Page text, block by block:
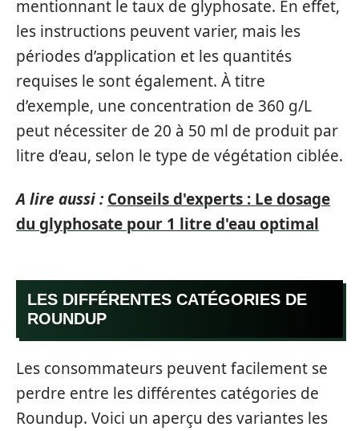
mentionnant le taux de glyphosate. En effet,
les instructions peuvent varier, mais les
périodes d’application et les quantités
requises le sont également. À titre
d’exemple, une concentration de 360 g/L
peut nécessiter de 20 à 50 ml de produit par
litre d’eau, selon le type de végétation ciblée.
A lire aussi : Conseils d'experts : Le dosage
du glyphosate pour 1 litre d'eau optimal
LES DIFFÉRENTES CATÉGORIES DE
ROUNDUP
Les consommateurs peuvent facilement se
perdre entre les différentes catégories de
Roundup. Voici un aperçu des variantes les